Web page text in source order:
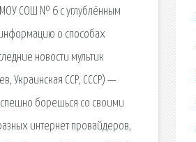
МОУ СОШ № 6 с углублённым
о способах
новости мультик
Украинская ССР, СССР) —
борешься со своими
интернет провайдеров,